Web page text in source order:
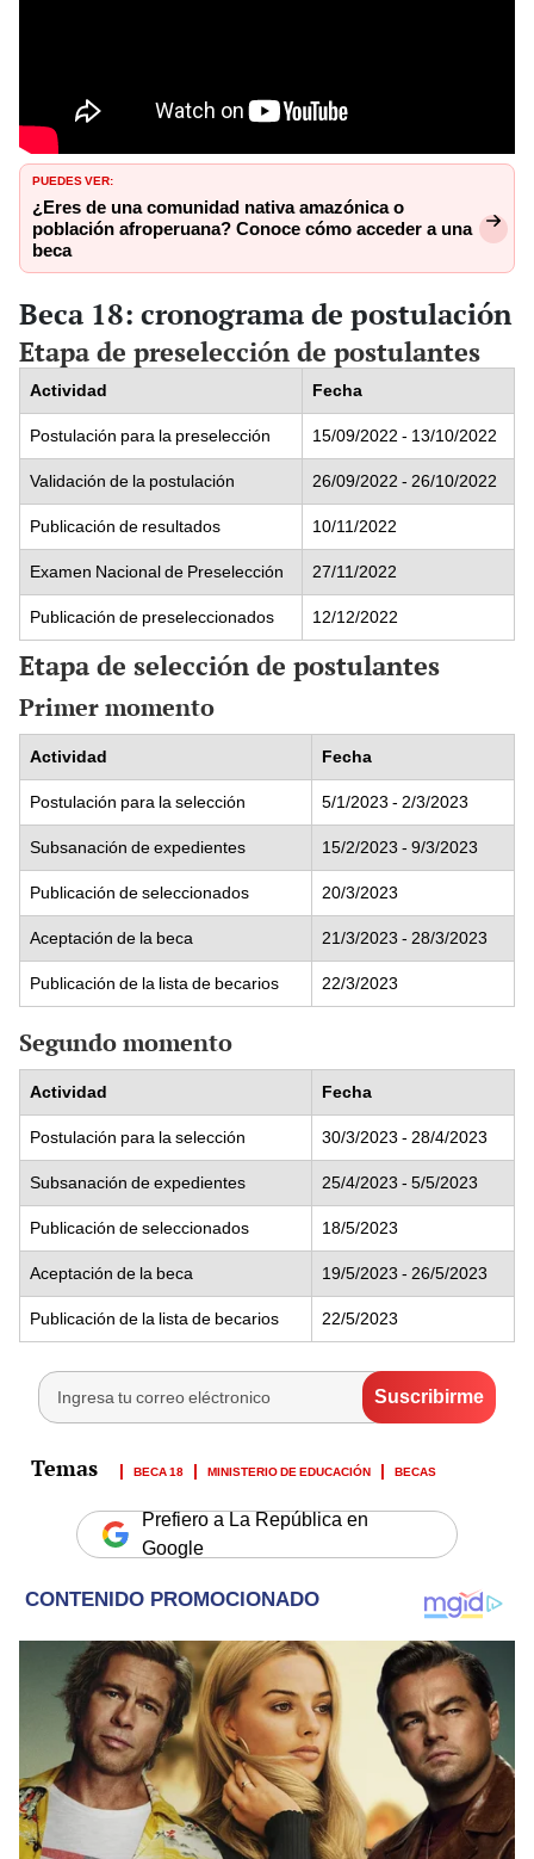
PUEDES VER:
¿Eres de una comunidad nativa amazónica o
población afroperuana? Conoce cómo acceder a una
beca
Beca 18: cronograma de postulación
Etapa de preselección de postulantes
Actividad Fecha
Postulación para la preselección 15/09/2022 - 13/10/2022
Validación de la postulación 26/09/2022 - 26/10/2022
Publicación de resultados 10/11/2022
Examen Nacional de Preselección 27/11/2022
Publicación de preseleccionados 12/12/2022
Etapa de selección de postulantes
Primer momento
Actividad Fecha
Postulación para la selección 5/1/2023 - 2/3/2023
Subsanación de expedientes 15/2/2023 - 9/3/2023
Publicación de seleccionados 20/3/2023
Aceptación de la beca 21/3/2023 - 28/3/2023
Publicación de la lista de becarios 22/3/2023
Segundo momento
Actividad Fecha
Postulación para la selección 30/3/2023 - 28/4/2023
Subsanación de expedientes 25/4/2023 - 5/5/2023
Publicación de seleccionados 18/5/2023
Aceptación de la beca 19/5/2023 - 26/5/2023
Publicación de la lista de becarios 22/5/2023
BECA 18 MINISTERIO DE EDUCACIÓN BECAS
Prefiero a La República en
Google